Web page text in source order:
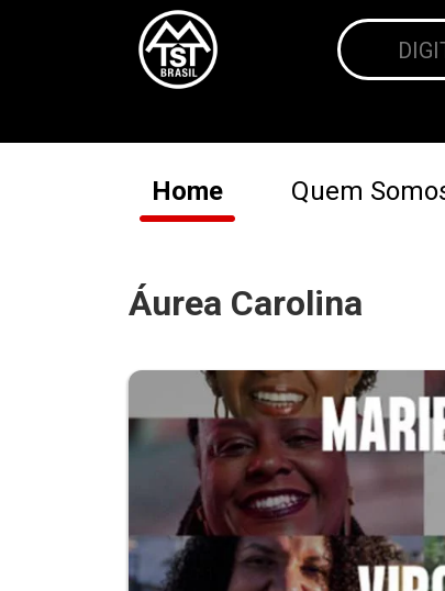
Home Quem
Áurea Carolina